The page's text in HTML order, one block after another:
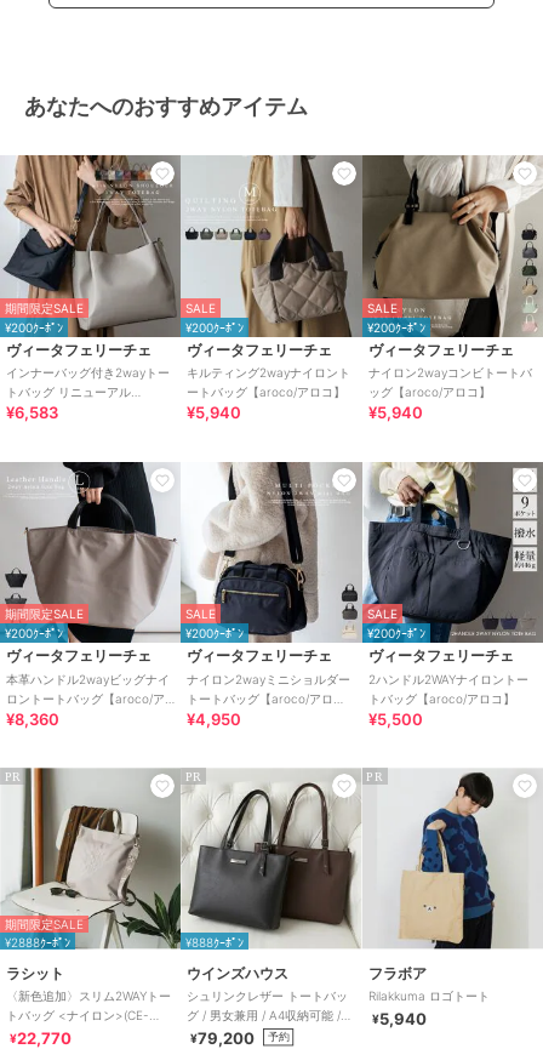
あなたへのおすすめアイテム
期間限定SALE
¥200ｸｰﾎﾟﾝ
ヴィータフェリーチェ
インナーバッグ付き2wayトー
トバッグ リニューアル
【aroco/アロコ】
¥6,583
SALE
¥200ｸｰﾎﾟﾝ
ヴィータフェリーチェ
キルティング2wayナイロント
ートバッグ【aroco/アロコ】
¥5,940
SALE
¥200ｸｰﾎﾟﾝ
ヴィータフェリーチェ
ナイロン2wayコンビトートバ
ッグ【aroco/アロコ】
¥5,940
期間限定SALE
¥200ｸｰﾎﾟﾝ
ヴィータフェリーチェ
本革ハンドル2wayビッグナイ
ロントートバッグ【aroco/ア
ロコ】
¥8,360
SALE
¥200ｸｰﾎﾟﾝ
ヴィータフェリーチェ
ナイロン2wayミニショルダー
トートバッグ【aroco/アロ
コ】
¥4,950
SALE
¥200ｸｰﾎﾟﾝ
ヴィータフェリーチェ
2ハンドル2WAYナイロントー
トバッグ【aroco/アロコ】
¥5,500
PR
期間限定SALE
¥2888ｸｰﾎﾟﾝ
ラシット
〈新色追加〉スリム2WAYトー
トバッグ <ナイロン>(CE-
1404-WEB)
¥22,770
PR
¥888ｸｰﾎﾟﾝ
ウインズハウス
シュリンクレザー トートバッ
グ / 男女兼用 / A4収納可能 /
牛革
¥79,200 予約
PR
フラボア
Rilakkuma ロゴトート
¥5,940